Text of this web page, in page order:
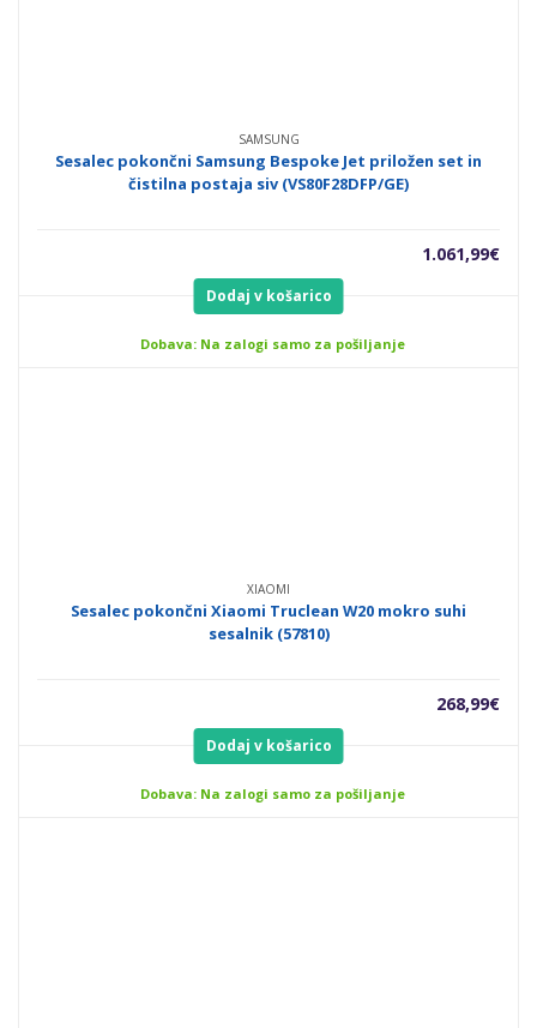
SAMSUNG
Sesalec pokončni Samsung Bespoke Jet priložen set in
čistilna postaja siv (VS80F28DFP/GE)
1.061,99€
Dodaj v košarico
Dobava: Na zalogi samo za pošiljanje
XIAOMI
Sesalec pokončni Xiaomi Truclean W20 mokro suhi
sesalnik (57810)
268,99€
Dodaj v košarico
Dobava: Na zalogi samo za pošiljanje